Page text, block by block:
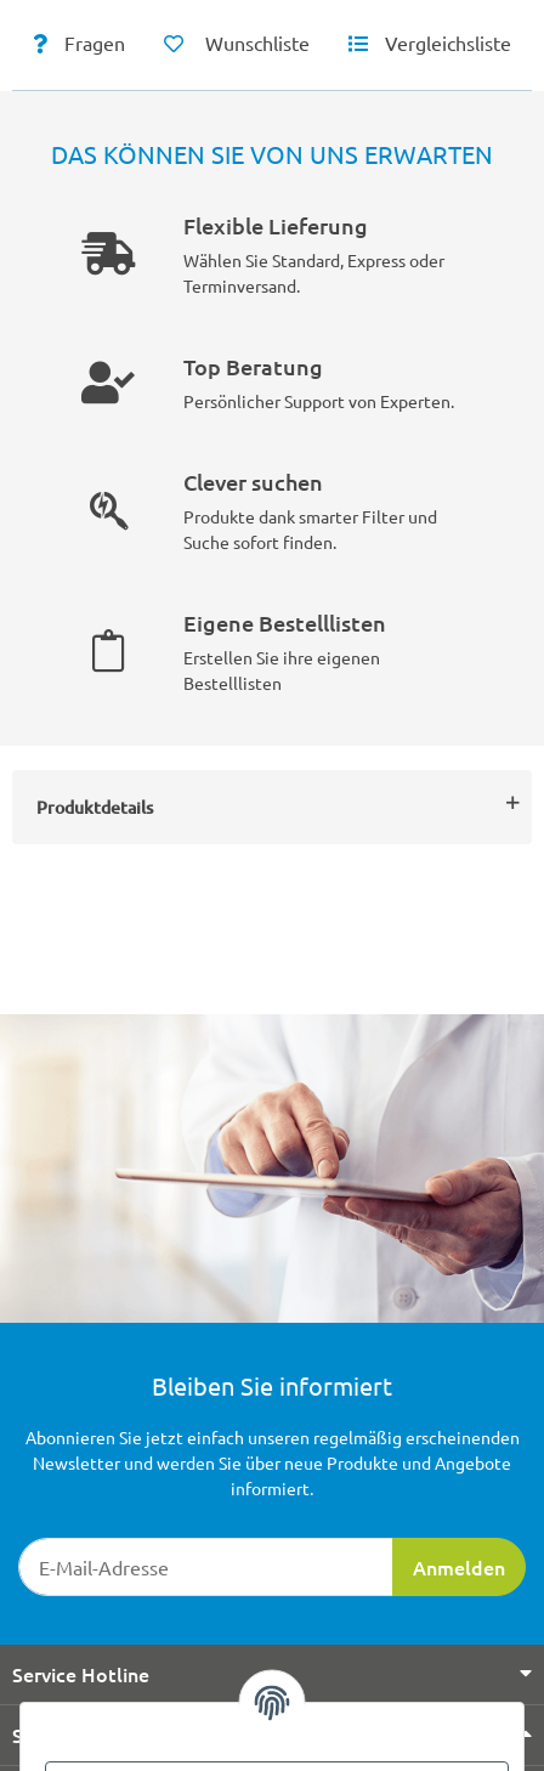
Fragen Wunschliste Vergleichsliste
DAS KÖNNEN SIE VON UNS ERWARTEN
Flexible Lieferung
Wählen Sie Standard, Express oder
Terminversand.
Top Beratung
Persönlicher Support von Experten.
Clever suchen
Produkte dank smarter Filter und
Suche sofort finden.
Eigene Bestelllisten
Erstellen Sie ihre eigenen
Bestelllisten
Produktdetails
Bleiben Sie informiert
Newsletter-Registrierung
Anmelden
Abonnieren Sie jetzt einfach unseren regelmäßig erscheinenden
Newsletter und werden Sie über neue Produkte und Angebote
informiert.
Service Hotline
Shop Service